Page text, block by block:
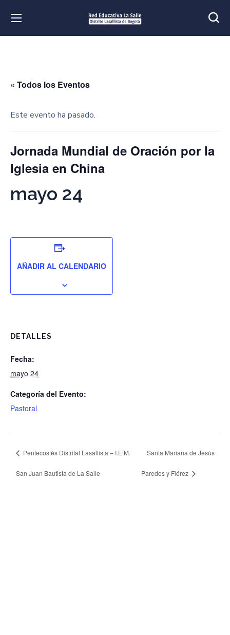
« Todos los Eventos
Este evento ha pasado.
Jornada Mundial de Oración por la
Iglesia en China
mayo 24
AÑADIR AL CALENDARIO
DETALLES
Fecha:
mayo 24
Categoría del Evento:
Pastoral
Pentecostés Distrital Lasallista – I.E.M.
San Juan Bautista de La Salle
Santa Mariana de Jesús
Paredes y Flórez